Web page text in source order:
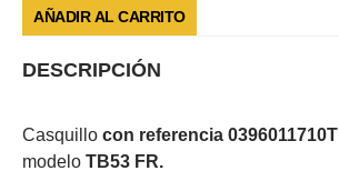
AÑADIR AL CARRITO
DESCRIPCIÓN
Casquillo con referencia 0396011710T
modelo TB53 FR.